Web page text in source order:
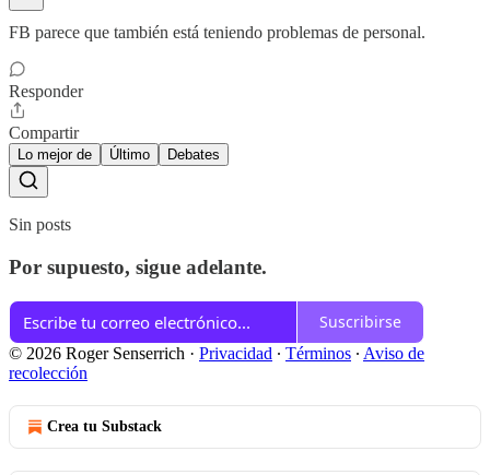
FB parece que también está teniendo problemas de personal.
Responder
Compartir
Lo mejor de Último Debates
Sin posts
Por supuesto, sigue adelante.
Suscribirse
© 2026 Roger Senserrich · Privacidad ∙ Términos ∙ Aviso de
recolección
Crea tu Substack